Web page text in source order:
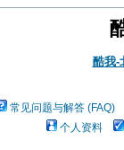
酷我-
常见问题与解答 (FAQ)
个人资料